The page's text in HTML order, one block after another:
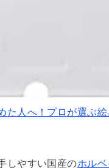
た人へ！プロが選ぶ
しやすい国産のホル